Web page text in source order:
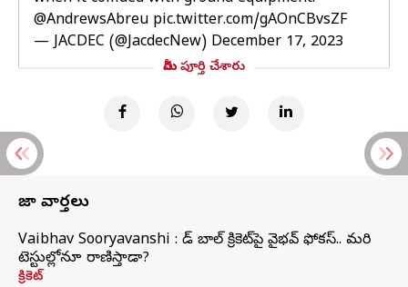
@AndrewsAbreu pic.twitter.com/gAOnCBvsZF
— JACDEC (@JacdecNew) December 17, 2023
మీరు పూర్తి చేశారు
తాజా వార్తలు
Vaibhav Sooryavanshi : రెడ్ బాల్ క్రికెట్‌పై వైభవ్ ఫోకస్.. మరి
టెస్టుల్లోనూ రాణిస్తాడా?
క్రికెట్